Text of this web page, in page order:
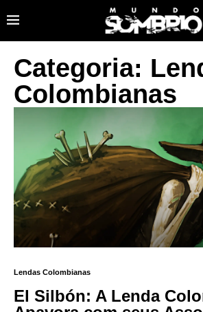
Categoria:
Colombianas
Lendas Colombianas
El Silbón: A Lenda